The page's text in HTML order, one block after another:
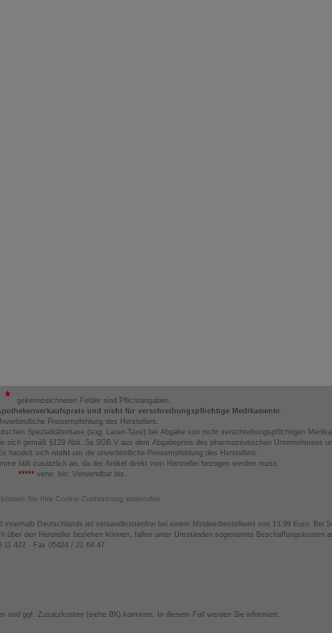
gekennzeichneten Felder sind Pflichtangaben.
und nicht für verschreibungspflichtige Medikamente.
Preisempfehlung des Herstellers.
Spezialitätentaxe (sog. Lauer-Taxe) bei Abgabe von nicht verschreibungspflichtigen
gemäß §129 Abs. 5a SGB V aus dem Abgabepreis des pharmazeutischen Unternehmens
handelt sich nicht um die unverbindliche Preisempfehlung des Herstellers.
fällt zusätzlich an, da der Artikel direkt vom Hersteller bezogen werden muss.
***** verw. bis: Verwendbar bis.
können Sie Ihre Cookie-Zustimmung widerrufen
Deutschlands ist versandkostenfrei bei einem Mindestbestellwert von 13,99 Euro. Bei
über den Hersteller beziehen können, fallen unter Umständen sogenannte Beschaffungskosten
11 422 - Fax 05424 / 21 64 47
und ggf. Zusatzkosten (siehe BK) kommen. In diesem Fall werden Sie informiert.